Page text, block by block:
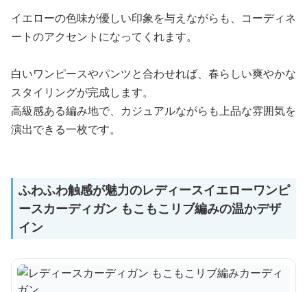
イエローの色味が優しい印象を与えながらも、コーディネ
ートのアクセントになってくれます。
白いワンピースやパンツと合わせれば、春らしい爽やかな
スタイリングが完成します。
高級感ある編み地で、カジュアルながらも上品な雰囲気を
演出できる一枚です。
ふわふわ触感が魅力のレディースイエローワンピ
ースカーディガン もこもこリブ編みの温かデザ
イン